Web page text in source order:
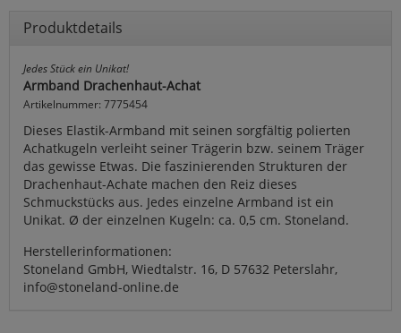
Produktdetails
Jedes Stück ein Unikat!
Armband Drachenhaut-Achat
Artikelnummer: 7775454
Dieses Elastik-Armband mit seinen sorgfältig polierten
Achatkugeln verleiht seiner Trägerin bzw. seinem Träger
das gewisse Etwas. Die faszinierenden Strukturen der
Drachenhaut-Achate machen den Reiz dieses
Schmuckstücks aus. Jedes einzelne Armband ist ein
Unikat. Ø der einzelnen Kugeln: ca. 0,5 cm. Stoneland.
Herstellerinformationen:
Stoneland GmbH, Wiedtalstr. 16, D 57632 Peterslahr,
info@stoneland-online.de